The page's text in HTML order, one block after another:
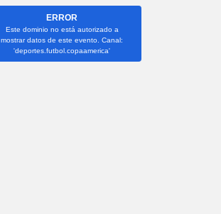
ERROR
Este dominio no está autorizado a
mostrar datos de este evento. Canal:
'deportes.futbol.copaamerica'